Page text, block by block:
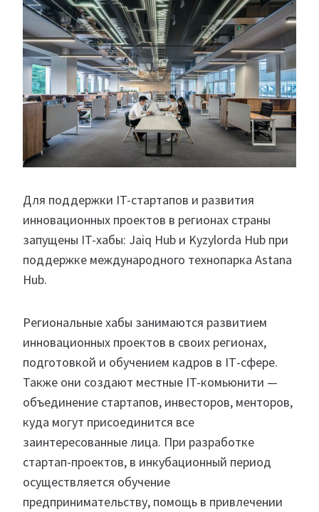
Для поддержки IT-стартапов и развития
инновационных проектов в регионах страны
запущены IT-хабы: Jaiq Hub и Kyzylorda Hub при
поддержке международного технопарка Astana
Hub.
Региональные хабы занимаются развитием
инновационных проектов в своих регионах,
подготовкой и обучением кадров в ІТ-сфере.
Также они создают местные IT-комьюнити —
объединение стартапов, инвесторов, менторов,
куда могут присоединится все
заинтересованные лица. При разработке
стартап-проектов, в инкубационный период
осуществляется обучение
предпринимательству, помощь в привлечении